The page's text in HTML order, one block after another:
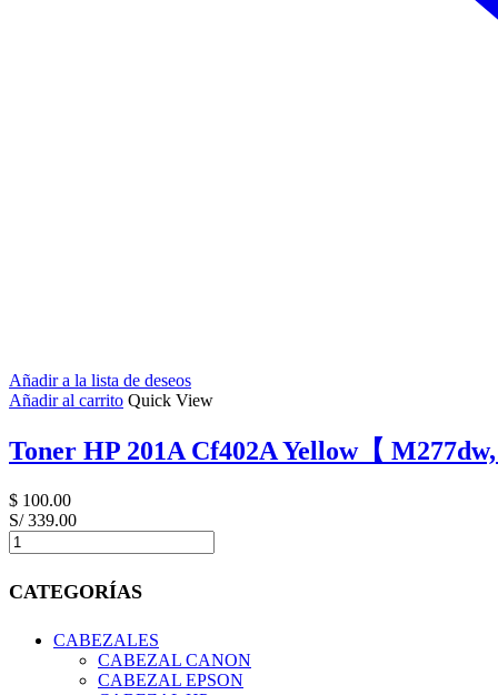
Añadir a la lista de deseos
Añadir al carrito Quick View
Toner HP 201A Cf402A Yellow【 M277dw,
$ 100.00
S/ 339.00
Toner
HP
Cf402A
M277dw,
CATEGORÍAS
CABEZALES
CABEZAL CANON
CABEZAL EPSON